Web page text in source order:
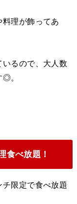
料理が飾ってあ
いるので、大人数
◎。
食べ放題！
チ限定で食べ放題